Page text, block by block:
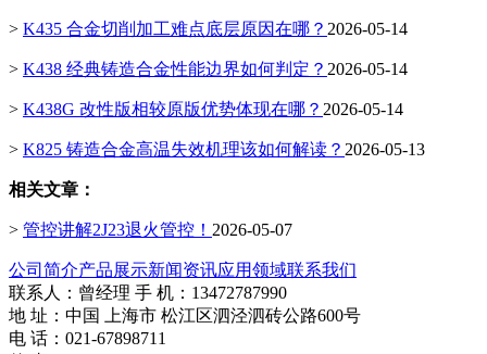
> K435 合金切削加工难点底层原因在哪？ 2026-05-14
> K438 经典铸造合金性能边界如何判定？ 2026-05-14
> K438G 改性版相较原版优势体现在哪？ 2026-05-14
> K825 铸造合金高温失效机理该如何解读？ 2026-05-13
相关文章：
> 管控讲解2J23退火管控！ 2026-05-07
公司简介产品展示新闻资讯应用领域联系我们
联系人：曾经理 手 机：13472787990
地 址：中国 上海市 松江区泗泾泗砖公路600号
电 话：021-67898711